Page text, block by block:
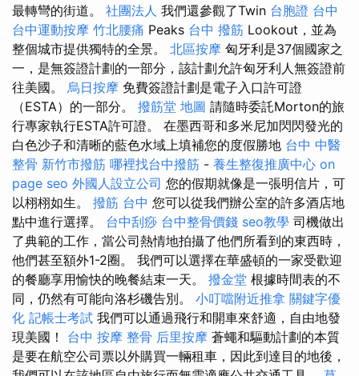
最轉彎的街道。 社團法人 我們還參觀了Twin 台胞證 台中
台中運動按摩 竹北腰痛 Peaks 台中 撥筋 Lookout，並為
整個城市提供獨特的全景。 北區按摩 匈牙利是37個國家之
一，是無簽證計劃的一部分，該計劃允許匈牙利人無簽證前
往美國。 烏日按摩 免費簽證計劃是電子入口許可證
（ESTA）的一部分。 撥筋堂 地圖 請隨時委託Morton的旅
行專家執行ESTA許可證。 在墨西哥和多米尼加閃閃發光的
白色沙子和清晰的藍色水域上填補您的度假勝地 台中 中醫
整骨 新竹市撥筋 哪裡找台中撥筋 - 養生整復推廣中心 on
page seo 外國人設立公司 您的假期就像是一張明信片，可
以栩栩如生。 撥筋 台中 您可以從我們辦公室的許多酒店地
點中進行選擇。 台中刮痧 台中整骨價錢 seo教學 司機做出
了典範的工作，當公司熱情地拍攝了他們所看到的東西時，
他們甚至額外1-2圈。 我們可以選擇在華盛頓的一家受歡迎
的餐廳享用愉快的晚餐結束一天。 撥金堂 根據時間表的不
同，仍然有可能向洛杉磯告別。 小叮噹附近推拿 關鍵字優
化 記帳士考試 我們可以通過飛行和開車來舒適，自由地發
現美國！ 台中 按摩 整骨 后里按摩 蒼蠅和驅動計劃的本質
是要在航空公司票以外購買一輛租車，因此到達目的地後，